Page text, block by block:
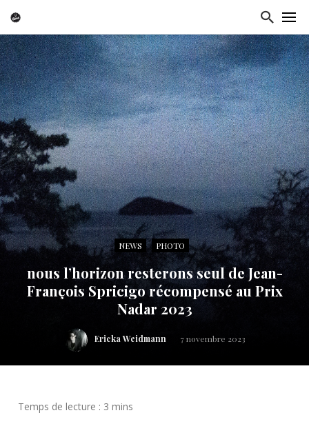
NEWS PHOTO
nous l’horizon resterons seul de Jean-
François Spricigo récompensé au Prix
Nadar 2023
Ericka Weidmann 7 novembre 2023